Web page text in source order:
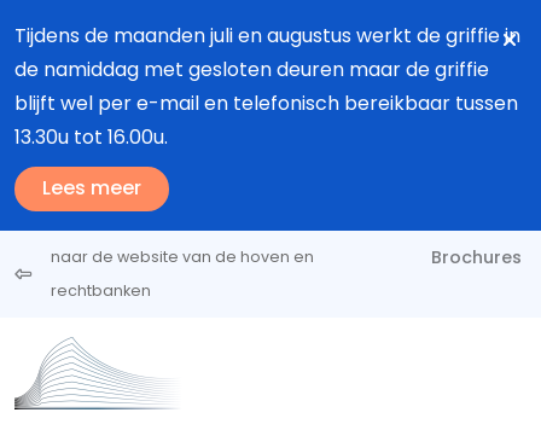
Tijdens de maanden juli en augustus werkt de griffie in
de namiddag met gesloten deuren maar de griffie
blijft wel per e-mail en telefonisch bereikbaar tussen
13.30u tot 16.00u.
Lees meer
naar de website van de hoven en
rechtbanken
Brochures